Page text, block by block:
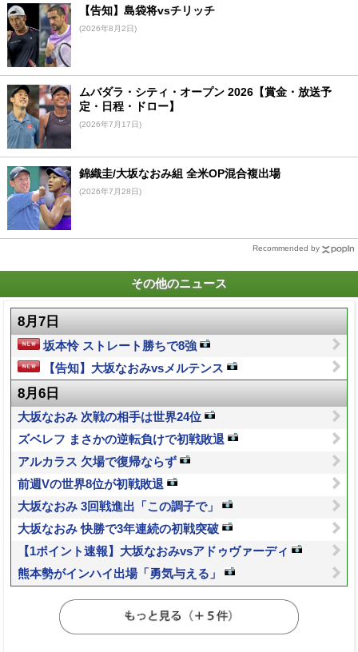
【告知】島袋将vsチリッチ
(2026年8月2日)
ムバダラ・シティ・オープン 2026【賞金・放送予
定・日程・ドロー】
(2026年7月17日)
錦織圭/大坂なおみ組 全米OP混合複出場
(2026年7月28日)
Recommended by
その他のニュース
8月7日
坂本怜 ストレート勝ちで8強
【告知】大坂なおみvsメルテンス
8月6日
大坂なおみ 次戦の相手は世界24位
ズベレフ まさかの逆転負けで初戦敗退
アルカラス 欠場で復帰ならず
前週Vの世界8位が初戦敗退
大坂なおみ 3回戦進出「この調子で」
大坂なおみ 快勝で3年連続の初戦突破
【1ポイント速報】大坂なおみvsアドゥヴァーディ
熊本勢がインハイ出場「勇気与える」